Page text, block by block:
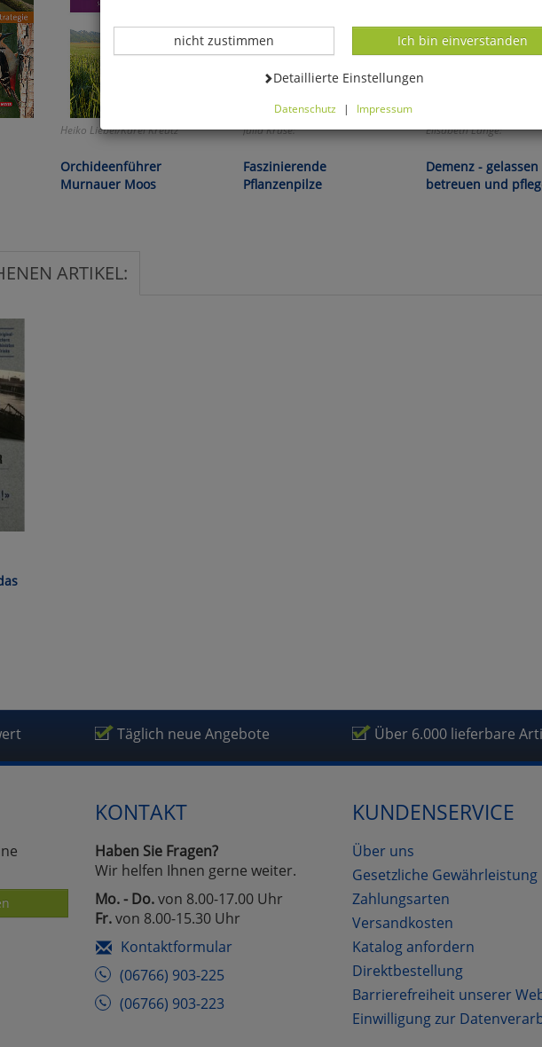
Heiko Liebel/Karel Kreutz
Orchideenführer
Murnauer Moos
Julia Kruse:
Faszinierende
Pflanzenpilze
Elisabeth Lange:
Demenz - gelassen
betreuen und
ARTIKEL:
Täglich neue Angebote Über 6.000 lieferbare
KONTAKT
Haben Sie Fragen?
Wir helfen Ihnen gerne weiter.
Mo. - Do.von 8.00-17.00 Uhr
Fr.von 8.00-15.30 Uhr
Kontaktformular
(06766) 903-225
(06766) 903-223
KUNDENSERVICE
Über uns
Gesetzliche Gewährleistung
Zahlungsarten
Versandkosten
Katalog anfordern
Direktbestellung
Barrierefreiheit unserer
Einwilligung zur
Datenverarbeitung -
Ich bin einverstanden
Datenverarbeitung -
nicht zustimmen
Datenverarbeitung -
Detaillierte Einstellungen
Datenschutz | Impressum
Cookies ablehnen, wird Ihr Besuch nur mit zwingend notwendigen
fortgeführt. Bitte beachten Sie, dass auf Basis Ihrer Einstellungen
nicht mehr alle Funktionalitäten der Seite zur Verfügung stehen.
Selbstverständlich können Sie die Einstellungen jederzeit widerrufen